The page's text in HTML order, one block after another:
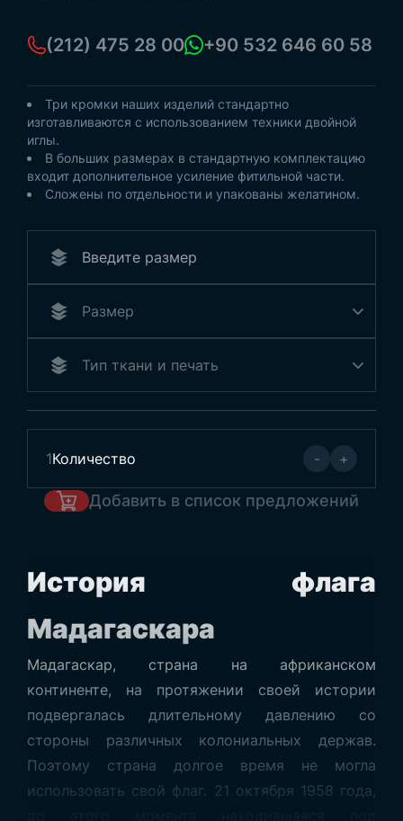
(212) 475 28 00 +90 532 646 60 58
Три кромки наших изделий стандартно
изготавливаются с использованием техники двойной
иглы.
В больших размерах в стандартную комплектацию
входит дополнительное усиление фитильной части.
Сложены по отдельности и упакованы желатином.
1Количество - +
Добавить в список предложений
История флага
Мадагаскара
Мадагаскар, страна на африканском
континенте, на протяжении своей истории
подвергалась длительному давлению со
стороны различных колониальных держав.
Поэтому страна долгое время не могла
использовать свой флаг. 21 октября 1958 года,